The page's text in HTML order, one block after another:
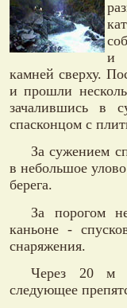
и
камней сверху.
и прошли
зачалившись в
спасконцом с
За сужением
в небольшое
берега.
За порогом
каньоне -
снаряжения.
Через 20 м
следующее